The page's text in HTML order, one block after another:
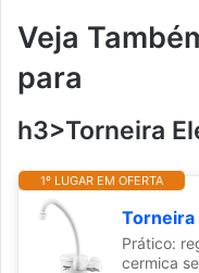
Veja
para
h3>Torneira
1º LUGAR EM OFERTA
Prático:
cermica